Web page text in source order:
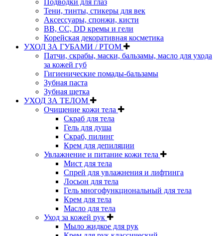
Подводки для глаз
Тени, тинты, стикеры для век
Аксессуары, спонжи, кисти
BB, CC, DD кремы и гели
Корейская декоративная косметика
УХОД ЗА ГУБАМИ / РТОМ
Патчи, скрабы, маски, бальзамы, масло для ухода
за кожей губ
Гигиенические помады-бальзамы
Зубная паста
Зубная щетка
УХОД ЗА ТЕЛОМ
Очищение кожи тела
Скраб для тела
Гель для душа
Скраб, пилинг
Крем для депиляции
Увлажнение и питание кожи тела
Мист для тела
Спрей для увлажнения и лифтинга
Лосьон для тела
Гель многофункциональный для тела
Крем для тела
Масло для тела
Уход за кожей рук
Мыло жидкое для рук